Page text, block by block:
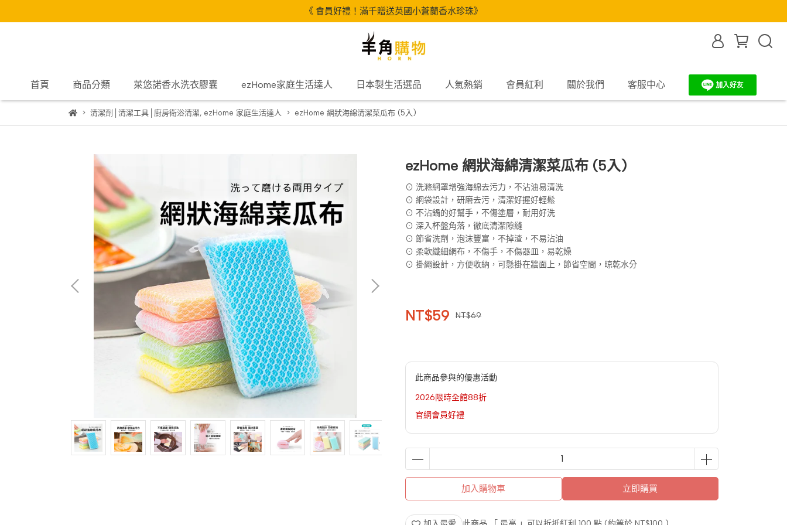
《 會員好禮！滿千贈送英國小蒼蘭香水珍珠》
首頁 商品分類 萊悠諾香水洗衣膠囊 ezHome家庭生活達人 日本製生活選品 人氣熱銷 會員紅利 關於我們 客服中心
清潔劑│清潔工具│廚房衛浴清潔, ezHome 家庭生活達人 ezHome 網狀海綿清潔菜瓜布 (5入)
ezHome 網狀海綿清潔菜瓜布 (5入)
⊙ 洗滌網罩增強海綿去污力，不沾油易清洗
⊙ 網袋設計，研磨去污，清潔好握好輕鬆
⊙ 不沾鍋的好幫手，不傷塗層，耐用好洗
⊙ 深入杯盤角落，徹底清潔隙縫
⊙ 節省洗劑，泡沫豐富，不掉渣，不易沾油
⊙ 柔軟纖細網布，不傷手，不傷器皿，易乾燥
⊙ 掛繩設計，方便收納，可懸掛在牆面上，節省空間，晾乾水分
NT$59 NT$69
此商品參與的優惠活動
2026限時全館88折
官網會員好禮
加入購物車 立即購買